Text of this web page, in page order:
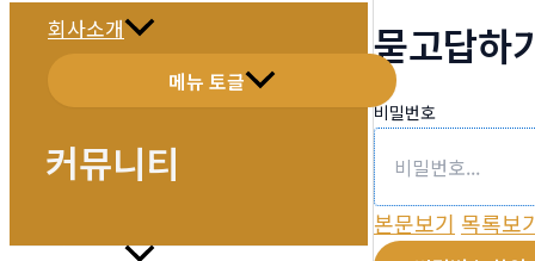
회사소개
메뉴 토글
메뉴소개
커뮤니티
묻고답하
비밀번호
본문보기 목록보